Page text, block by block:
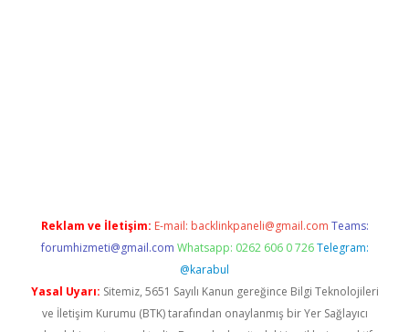
Reklam ve İletişim: E-mail: backlinkpaneli@gmail.com Teams:
forumhizmeti@gmail.com Whatsapp: 0262 606 0 726 Telegram:
@karabul
Yasal Uyarı: Sitemiz, 5651 Sayılı Kanun gereğince Bilgi Teknolojileri
ve İletişim Kurumu (BTK) tarafından onaylanmış bir Yer Sağlayıcı